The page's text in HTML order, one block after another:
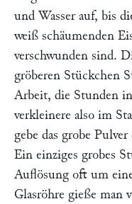
und Wasser auf, bis
weiß schäumenden
verschwunden sind.
gröberen Stückchen
Arbeit, die Stunden
verkleinere also im
gebe das grobe
Ein einziges grobes
Auflösung oft um
Glasröhre gieße man